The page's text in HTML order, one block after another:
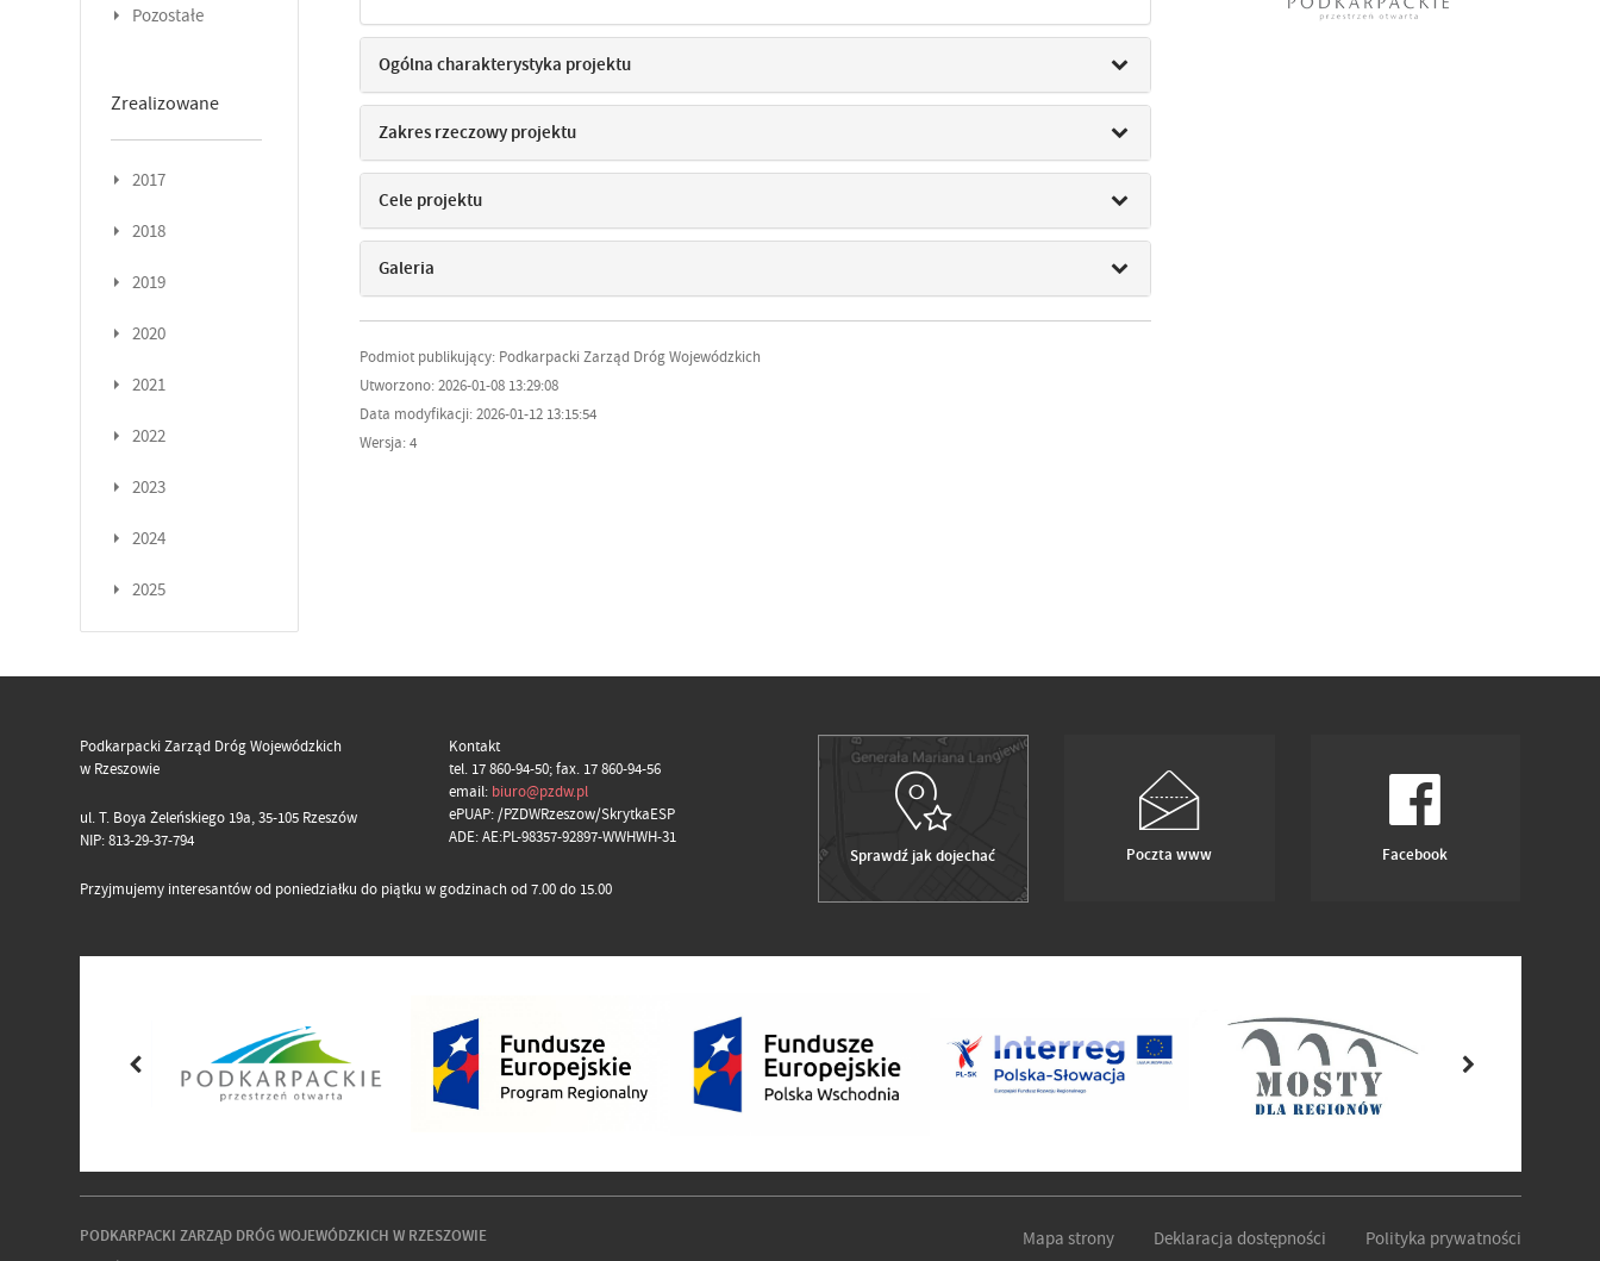
Pozostałe
Zrealizowane
2017
2018
2019
2020
2021
2022
2023
2024
2025
Ogólna charakterystyka projektu
Zakres rzeczowy projektu
Cele projektu
Galeria
Podmiot publikujący: Podkarpacki Zarząd Dróg Wojewódzkich
Utworzono: 2026-01-08 13:29:08
Data modyfikacji: 2026-01-12 13:15:54
Wersja: 4
Podkarpacki Zarząd Dróg Wojewódzkich
w Rzeszowie
ul. T. Boya Żeleńskiego 19a, 35-105 Rzeszów
NIP: 813-29-37-794
Kontakt
tel. 17 860-94-50; fax. 17 860-94-56
email: biuro@pzdw.pl
ePUAP: /PZDWRzeszow/SkrytkaESP
ADE: AE:PL-98357-92897-WWHWH-31
Przyjmujemy interesantów od poniedziałku do piątku w godzinach od 7.00 do 15.00
Sprawdź jak dojechać Poczta www Facebook
PODKARPACKI ZARZĄD DRÓG WOJEWÓDZKICH W RZESZOWIE
Mapa strony Deklaracja dostępności Polityka prywatności